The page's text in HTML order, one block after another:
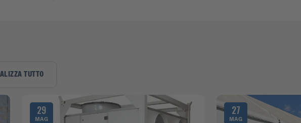
TUTTO
29
MAG
27
MAG